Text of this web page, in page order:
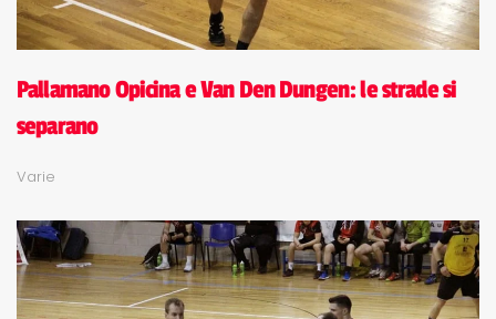
Pallamano Opicina e Van Den Dungen: le strade si
separano
Varie